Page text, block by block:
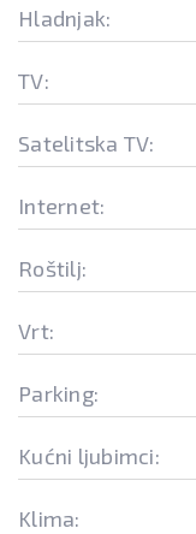
Hladnjak:
TV:
Satelitska TV:
Internet:
Roštilj:
Vrt:
Parking:
Kućni ljubimci:
Klima: